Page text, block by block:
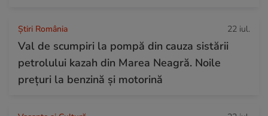
Știri România 22 iul.
Val de scumpiri la pompă din cauza sistării
petrolului kazah din Marea Neagră. Noile
prețuri la benzină și motorină